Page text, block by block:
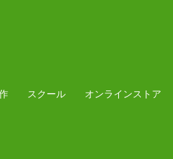
スクール オンラインストア